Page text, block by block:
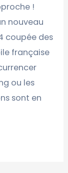
!
nouveau
coupée des
française
ou les
sont en